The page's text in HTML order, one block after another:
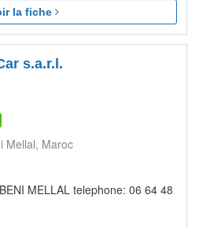
la fiche
s.a.r.l.
Mellal Maroc
MELLAL telephone: 06 64 48